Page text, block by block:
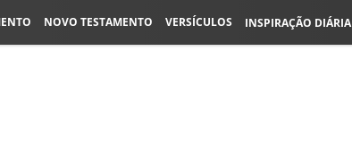
NOVO TESTAMENTO VERSÍCULOS INSPIRAÇÃO DIÁRIA